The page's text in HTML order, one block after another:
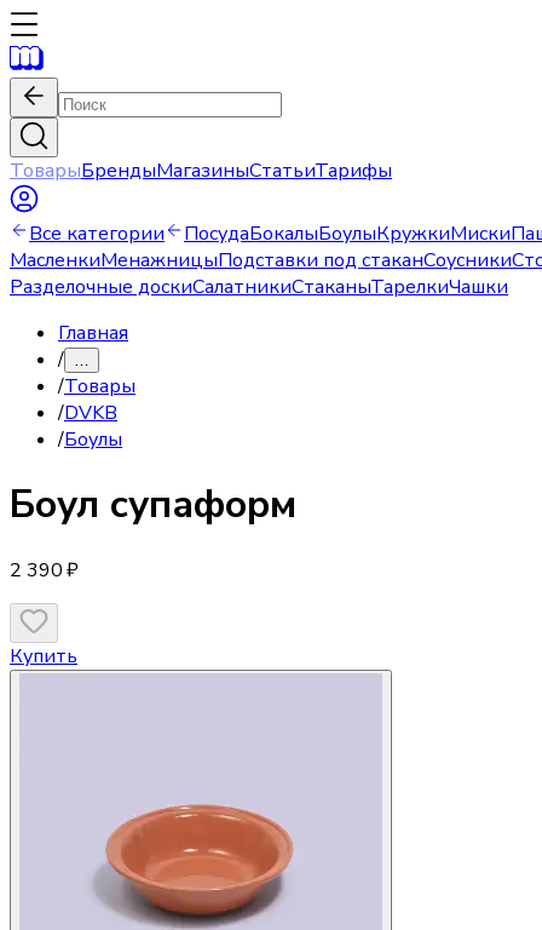
ТоварыБрендыМагазиныСтатьиТарифы
Все категории ПосудаБокалыБоулыКружкиМиски
МасленкиМенажницыПодставки под стаканСоусники
Разделочные доскиСалатникиСтаканыТарелкиЧашки
Главная
/ …
/Товары
/DVKB
/Боулы
Боул супаформ
2 390 ₽
Купить